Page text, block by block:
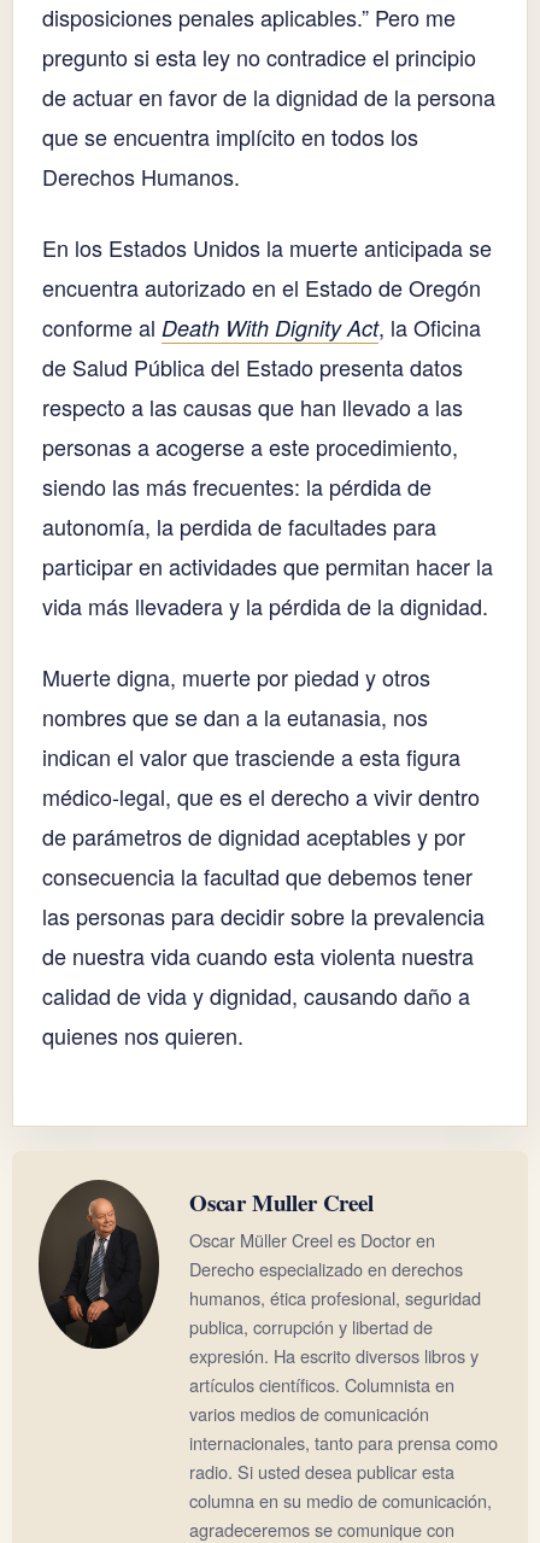
disposiciones penales aplicables.” Pero me
pregunto si esta ley no contradice el principio
de actuar en favor de la dignidad de la persona
que se encuentra implícito en todos los
Derechos Humanos.
En los Estados Unidos la muerte anticipada se
encuentra autorizado en el Estado de Oregón
conforme al Death With Dignity Act, la Oficina
de Salud Pública del Estado presenta datos
respecto a las causas que han llevado a las
personas a acogerse a este procedimiento,
siendo las más frecuentes: la pérdida de
autonomía, la perdida de facultades para
participar en actividades que permitan hacer la
vida más llevadera y la pérdida de la dignidad.
Muerte digna, muerte por piedad y otros
nombres que se dan a la eutanasia, nos
indican el valor que trasciende a esta figura
médico-legal, que es el derecho a vivir dentro
de parámetros de dignidad aceptables y por
consecuencia la facultad que debemos tener
las personas para decidir sobre la prevalencia
de nuestra vida cuando esta violenta nuestra
calidad de vida y dignidad, causando daño a
quienes nos quieren.
Oscar Muller Creel
Oscar Müller Creel es Doctor en
Derecho especializado en derechos
humanos, ética profesional, seguridad
publica, corrupción y libertad de
expresión. Ha escrito diversos libros y
artículos científicos. Columnista en
varios medios de comunicación
internacionales, tanto para prensa como
radio. Si usted desea publicar esta
columna en su medio de comunicación,
agradeceremos se comunique con